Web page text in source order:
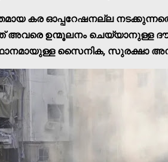
കര ഓപ്പറേഷനല്ല
അവരെ ഉന്മൂലനം ചെയ്യാനുള്ള
സൈനിക, സുരക്ഷാ